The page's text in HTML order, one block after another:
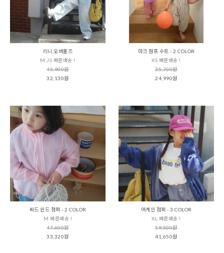
리니 오버롤즈
M,JS 빠른배송 !
45,900원
32,130원
마크 점프 수트 - 2 COLOR
XS 빠른배송 !
35,700원
24,990원
씨드 윈드 점퍼 - 2 COLOR
M 빠른배송 !
47,600원
33,320원
어게인 점퍼 - 3 COLOR
XL 빠른배송 !
59,500원
41,650원